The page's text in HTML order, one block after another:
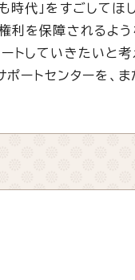
時代」をすごして
利を保障されるよ
トしていきたいと考
ートセンターを、